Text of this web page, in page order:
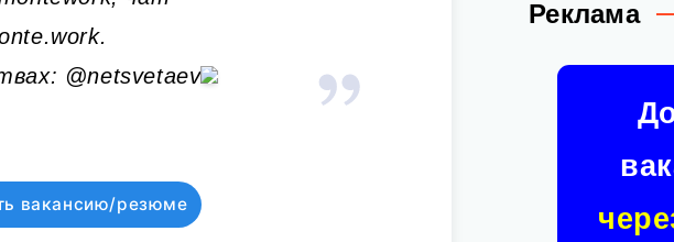
@netsvetaev
вакансию/резюме
Реклама